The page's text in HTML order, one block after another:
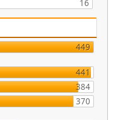
16
449
441
384
370